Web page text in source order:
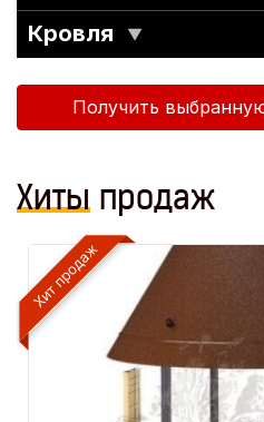
Кровля ▼
Получить
Хиты продаж